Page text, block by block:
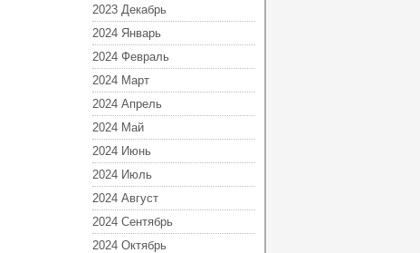
2023 Декабрь
2024 Январь
2024 Февраль
2024 Март
2024 Апрель
2024 Май
2024 Июнь
2024 Июль
2024 Август
2024 Сентябрь
2024 Октябрь